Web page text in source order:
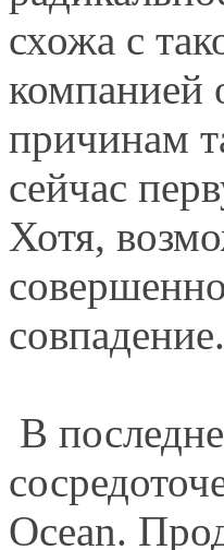
схожа с
компанией
причинам
сейчас
Хотя,
совпадение.
В
Ocean.